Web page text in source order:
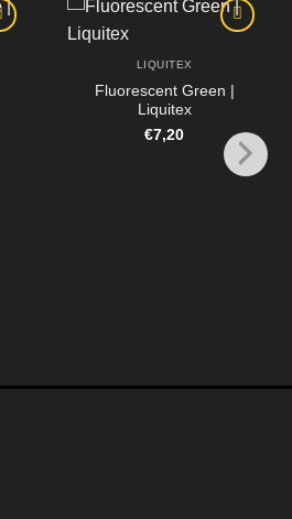
LIQUITEX
Fluorescent Green |
Liquitex
€7,20